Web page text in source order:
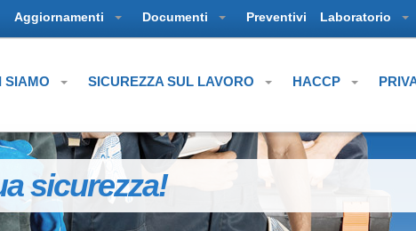
Aggiornamenti Documenti Preventivi Laboratorio
SIAMO SICUREZZA SUL LAVORO HACCP
sicurezza!